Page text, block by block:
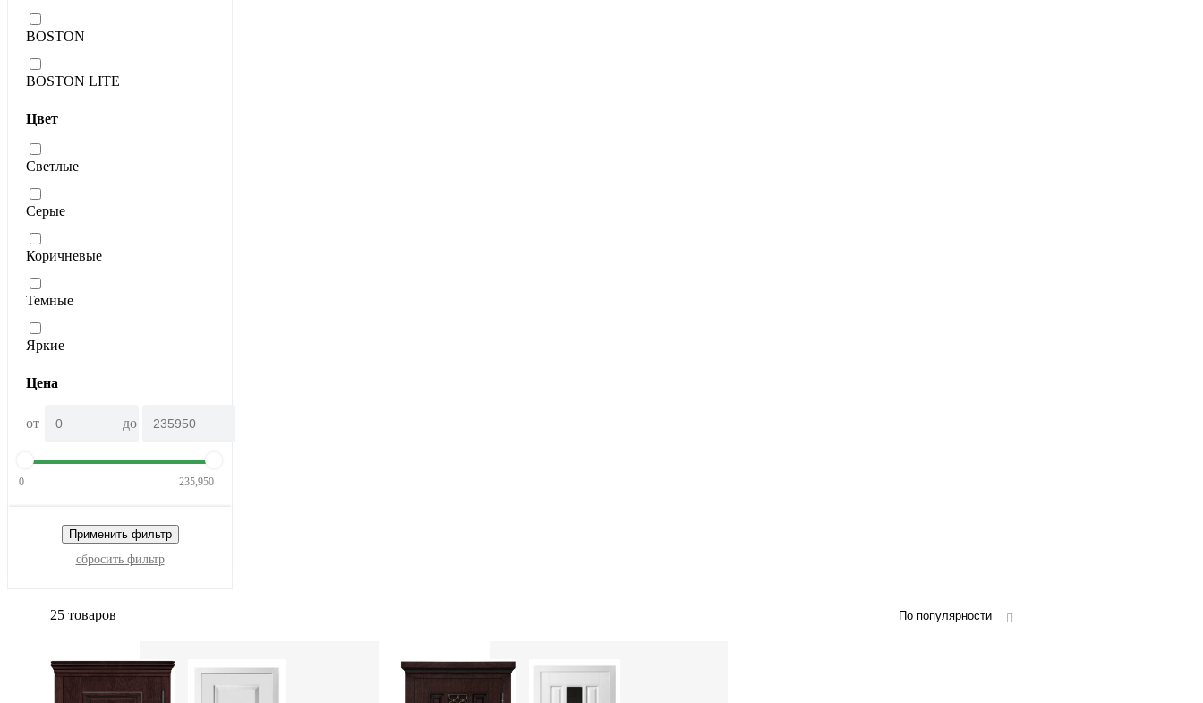
BOSTON
BOSTON LITE
Цвет
Светлые
Серые
Коричневые
Темные
Яркие
Цена
от до
0 235,950
Применить фильтр
сбросить фильтр
25 товаров По популярности